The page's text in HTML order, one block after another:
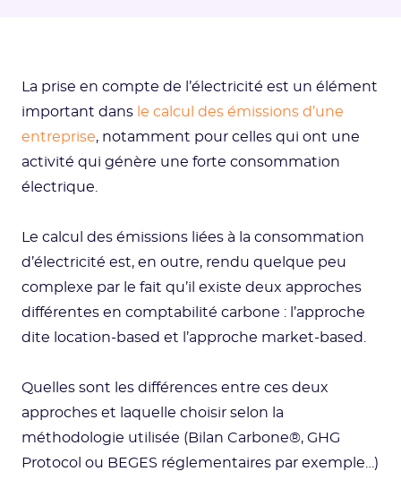
La prise en compte de l’électricité est un élément
important dans le calcul des émissions d’une
entreprise, notamment pour celles qui ont une
activité qui génère une forte consommation
électrique.
Le calcul des émissions liées à la consommation
d’électricité est, en outre, rendu quelque peu
complexe par le fait qu’il existe deux approches
différentes en comptabilité carbone : l’approche
dite location-based et l’approche market-based.
Quelles sont les différences entre ces deux
approches et laquelle choisir selon la
méthodologie utilisée (Bilan Carbone®, GHG
Protocol ou BEGES réglementaires par exemple…)